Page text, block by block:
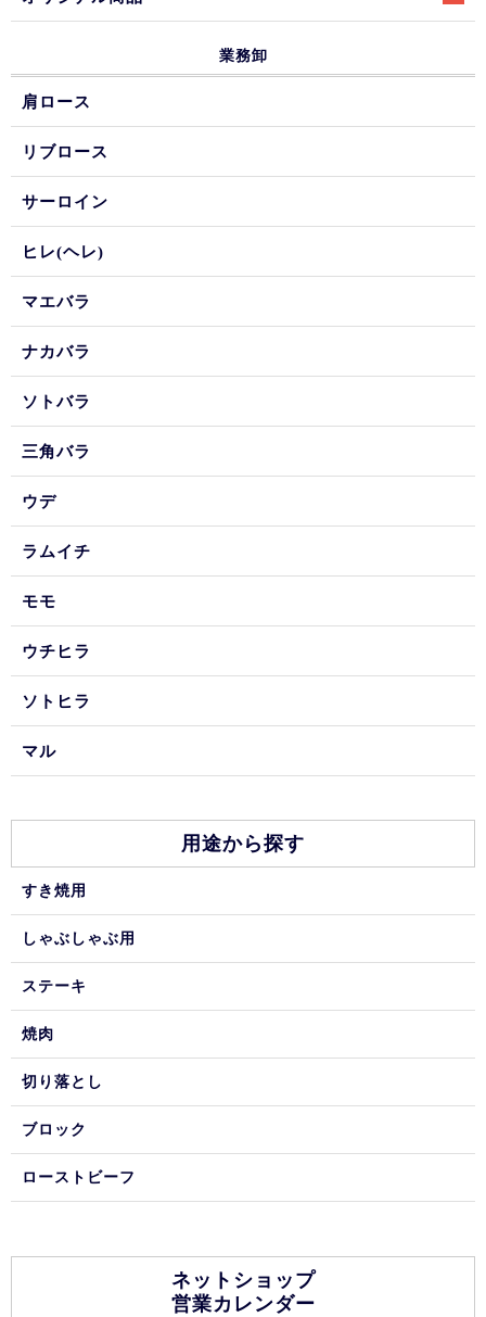
業務卸
肩ロース
リブロース
サーロイン
ヒレ(ヘレ)
マエバラ
ナカバラ
ソトバラ
三角バラ
ウデ
ラムイチ
モモ
ウチヒラ
ソトヒラ
マル
用途から探す
すき焼用
しゃぶしゃぶ用
ステーキ
焼肉
切り落とし
ブロック
ローストビーフ
ネットショップ
営業カレンダー